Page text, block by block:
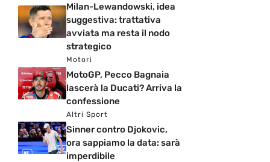
Milan-Lewandowski, idea
suggestiva: trattativa
avviata ma resta il nodo
strategico
Motori
MotoGP, Pecco Bagnaia
lascerà la Ducati? Arriva la
confessione
Altri Sport
Sinner contro Djokovic,
ora sappiamo la data: sarà
imperdibile